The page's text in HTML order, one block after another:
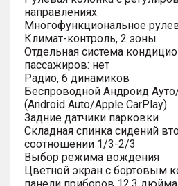
направлениях
Многофункциональное
Климат-контроль, 2 зоны
Отдельная система
пассажиров: нет
Радио, 6 динамиков
Беспроводной Андроид
(Android Auto/Apple CarPlay)
Задние датчики парковки
Складная спинка сидений
соотношении 1/3-2/3
Выбор режима вождения
Цветной экран с бортовым
панели приборов 12.3 дюйма